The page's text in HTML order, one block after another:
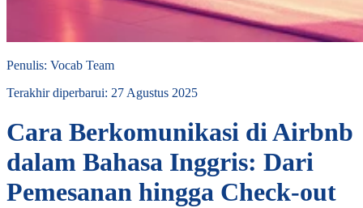
Penulis: Vocab Team
Terakhir diperbarui: 27 Agustus 2025
Cara Berkomunikasi di Airbnb
dalam Bahasa Inggris: Dari
Pemesanan hingga Check-out